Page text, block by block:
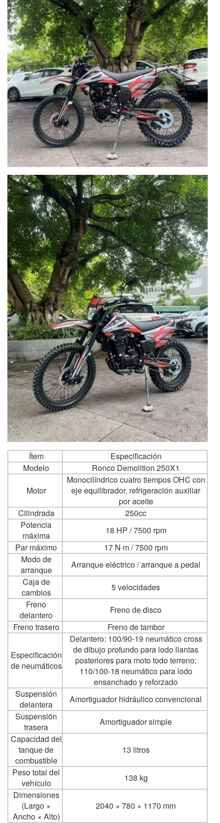
Ítem
Especificación
Modelo
Ronco Demolition 250X1
Motor
Monocilíndrico cuatro tiempos OHC con
eje equilibrador, refrigeración auxiliar
por aceite
Cilindrada
250cc
Potencia
máxima
18 HP / 7500 rpm
Par máximo
17 N·m / 7500 rpm
Modo de
arranque
Arranque eléctrico / arranque a pedal
Caja de
cambios
5 velocidades
Freno
delantero
Freno de disco
Freno trasero
Freno de tambor
Especificación
de neumáticos
Delantero: 100/90-19 neumático cross
de dibujo profundo para lodo llantas
posteriores para moto todo terreno:
110/100-18 neumático para lodo
ensanchado y reforzado
Suspensión
delantera
Amortiguador hidráulico convencional
Suspensión
trasera
Amortiguador simple
Capacidad del
tanque de
combustible
13 litros
Peso total del
vehículo
138 kg
Dimensiones
(Largo ×
Ancho × Alto)
2040 × 780 × 1170 mm